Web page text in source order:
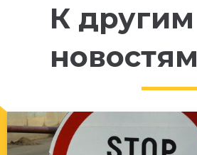
К другим
новостям